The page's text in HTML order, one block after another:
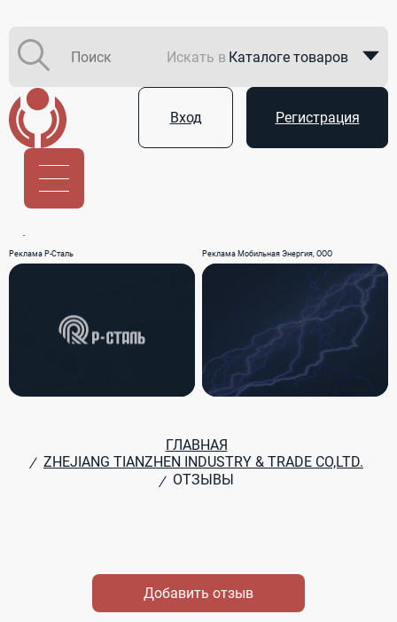
Искать в Каталоге товаров
Вход Регистрация
Реклама Р-Сталь Реклама Мобильная Энергия, ООО
ГЛАВНАЯ
/ ZHEJIANG TIANZHEN INDUSTRY & TRADE CO,LTD.
/ ОТЗЫВЫ
Добавить отзыв